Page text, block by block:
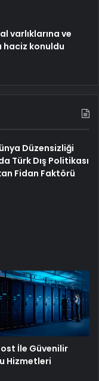
varlıklarına ve
haciz konuldu
Düzensizliği
Türk Dış Politikası
Fidan Faktörü
İle Güvenilir
Hizmetleri